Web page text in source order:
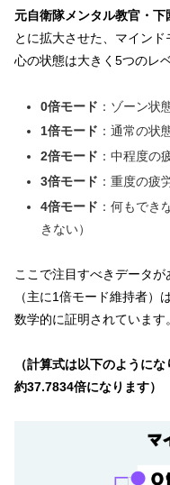
元自衛隊メンタル教官・
とに拡大させた、マイン
心の状態は大きく5つのレ
0倍モード ：ゾーン状
1倍モード ：通常の状
2倍モード ：中程度の
3倍モード ：重度の疲
4倍モード ：何もでき
きない）
ここで注目すべきデータ
（主に1倍モード維持者）
数学的に証明されています。
（計算式は以下のように
約37.7834倍になります）